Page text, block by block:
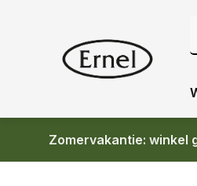
Zomervakantie: winkel
Terug LIND NUPO